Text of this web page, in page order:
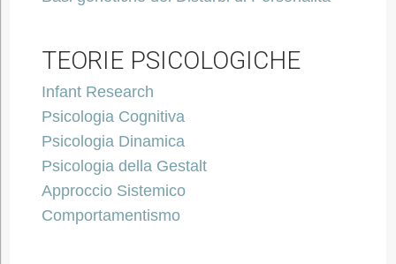
TEORIE PSICOLOGICHE
Infant Research
Psicologia Cognitiva
Psicologia Dinamica
Psicologia della Gestalt
Approccio Sistemico
Comportamentismo